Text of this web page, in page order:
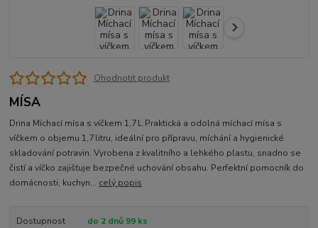
Ohodnotit produkt
MÍSA
Drina Míchací mísa s víčkem 1,7 L Praktická a odolná míchací mísa s
víčkem o objemu 1,7 litru, ideální pro přípravu, míchání a hygienické
skladování potravin. Vyrobena z kvalitního a lehkého plastu, snadno se
čistí a víčko zajišťuje bezpečné uchování obsahu. Perfektní pomocník do
domácnosti, kuchyn... celý popis
Dostupnost
do 2 dnů 99 ks